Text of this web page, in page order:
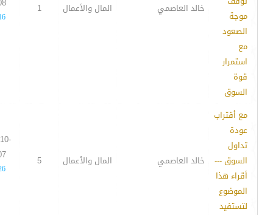
موجة
الصعود
مع
استمرار
قوة
السوق
خالد العاصمي المال والأعمال 1
مع أقتراب
عودة
تداول
السوق ---
أقراء هذا
الموضوع
لتستفيد
خالد العاصمي المال والأعمال 5